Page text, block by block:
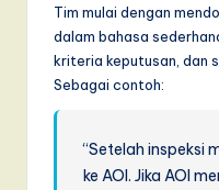
Tim mulai dengan
dalam bahasa
kriteria keputusan, dan
Sebagai contoh:
“Setelah inspeksi
ke AOI. Jika AOI